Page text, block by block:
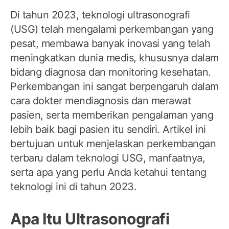
Di tahun 2023, teknologi ultrasonografi
(USG) telah mengalami perkembangan yang
pesat, membawa banyak inovasi yang telah
meningkatkan dunia medis, khususnya dalam
bidang diagnosa dan monitoring kesehatan.
Perkembangan ini sangat berpengaruh dalam
cara dokter mendiagnosis dan merawat
pasien, serta memberikan pengalaman yang
lebih baik bagi pasien itu sendiri. Artikel ini
bertujuan untuk menjelaskan perkembangan
terbaru dalam teknologi USG, manfaatnya,
serta apa yang perlu Anda ketahui tentang
teknologi ini di tahun 2023.
Apa Itu Ultrasonografi